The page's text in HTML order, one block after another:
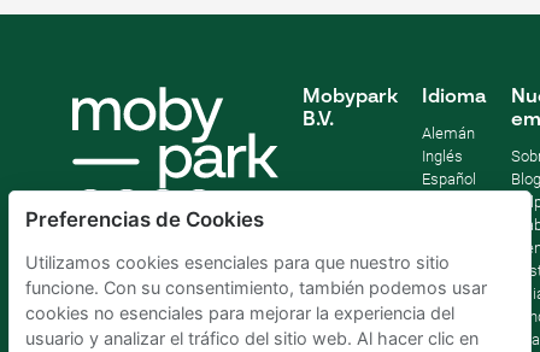
Mobypark
B.V.
Idioma
Alemán
Inglés
Español
Blog
Preferencias de Cookies
Utilizamos cookies esenciales para que nuestro sitio
funcione. Con su consentimiento, también podemos usar
cookies no esenciales para mejorar la experiencia del
usuario y analizar el tráfico del sitio web. Al hacer clic en